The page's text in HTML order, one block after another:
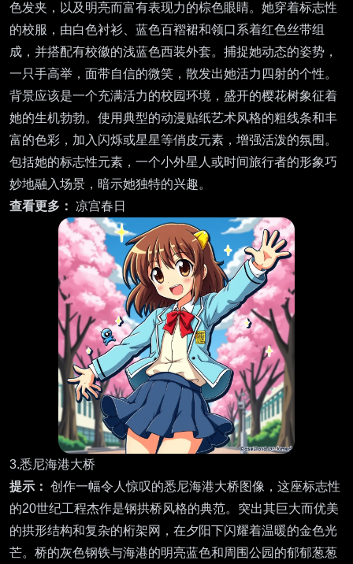
色发夹，以及明亮而富有表现力的棕色眼睛。她穿着标志性
的校服，由白色衬衫、蓝色百褶裙和领口系着红色丝带组
成，并搭配有校徽的浅蓝色西装外套。捕捉她动态的姿势，
一只手高举，面带自信的微笑，散发出她活力四射的个性。
背景应该是一个充满活力的校园环境，盛开的樱花树象征着
她的生机勃勃。使用典型的动漫贴纸艺术风格的粗线条和丰
富的色彩，加入闪烁或星星等俏皮元素，增强活泼的氛围。
包括她的标志性元素，一个小外星人或时间旅行者的形象巧
妙地融入场景，暗示她独特的兴趣。
查看更多： 凉宫春日
3.悉尼海港大桥
提示： 创作一幅令人惊叹的悉尼海港大桥图像，这座标志性
的20世纪工程杰作是钢拱桥风格的典范。突出其巨大而优美
的拱形结构和复杂的桁架网，在夕阳下闪耀着温暖的金色光
芒。桥的灰色钢铁与海港的明亮蓝色和周围公园的郁郁葱葱